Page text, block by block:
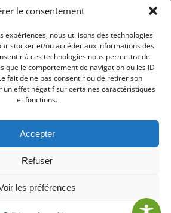
le consentement
expériences, nous utilisons des technologies
stocker et/ou accéder aux informations des
à ces technologies nous permettra de
que le comportement de navigation ou les ID
fait de ne pas consentir ou de retirer son
un effet négatif sur certaines caractéristiques
et fonctions.
Accepter
Refuser
les préférences
04 66 88 01 05
de Le Cailar. Service proposé